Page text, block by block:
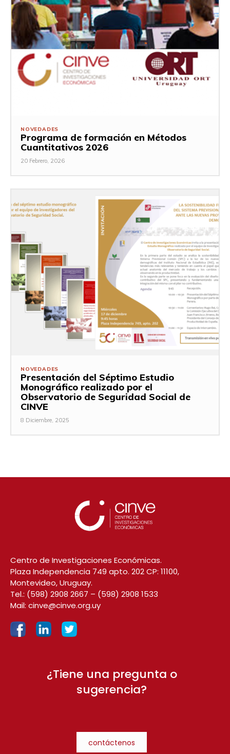
NOVEDADES
Programa de formación en Métodos
Cuantitativos 2026
20 Febrero, 2026
NOVEDADES
Presentación del Séptimo Estudio
Monográfico realizado por el
Observatorio de Seguridad Social de
CINVE
8 Diciembre, 2025
Centro de Investigaciones Económicas.
Plaza Independencia 749 apto. 202 CP: 11100,
Montevideo, Uruguay.
Tel.: (598) 2908 2667 – (598) 2908 1533
Mail: cinve@cinve.org.uy
¿Tiene una pregunta o
sugerencia?
contáctenos